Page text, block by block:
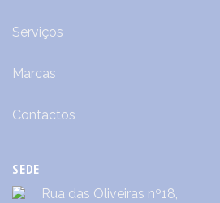
Serviços
Marcas
Contactos
SEDE
Rua das Oliveiras nº18,